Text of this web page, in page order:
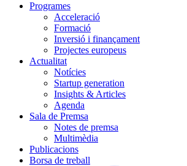
Programes
Acceleració
Formació
Inversió i finançament
Projectes europeus
Actualitat
Notícies
Startup generation
Insights & Articles
Agenda
Sala de Premsa
Notes de premsa
Multimèdia
Publicacions
Borsa de treball